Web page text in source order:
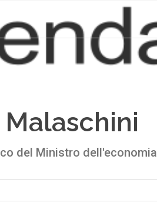
del Ministro dell'economia